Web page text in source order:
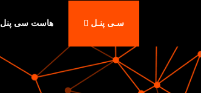
سـی پنـل هاست سی پنل